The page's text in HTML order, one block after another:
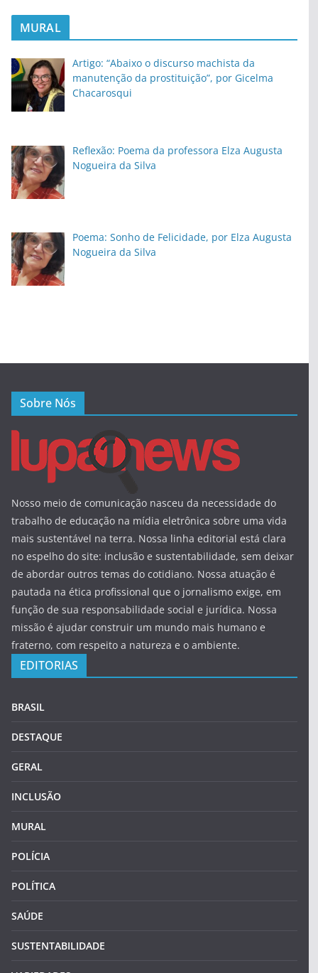
MURAL
Artigo: “Abaixo o discurso machista da
manutenção da prostituição”, por Gicelma
Chacarosqui
Reflexão: Poema da professora Elza Augusta
Nogueira da Silva
Poema: Sonho de Felicidade, por Elza Augusta
Nogueira da Silva
Sobre Nós
Nosso meio de comunicação nasceu da necessidade do
trabalho de educação na mídia eletrônica sobre uma vida
mais sustentável na terra. Nossa linha editorial está clara
no espelho do site: inclusão e sustentabilidade, sem deixar
de abordar outros temas do cotidiano. Nossa atuação é
pautada na ética profissional que o jornalismo exige, em
função de sua responsabilidade social e jurídica. Nossa
missão é ajudar construir um mundo mais humano e
fraterno, com respeito a natureza e o ambiente.
EDITORIAS
BRASIL
DESTAQUE
GERAL
INCLUSÃO
MURAL
POLÍCIA
POLÍTICA
SAÚDE
SUSTENTABILIDADE